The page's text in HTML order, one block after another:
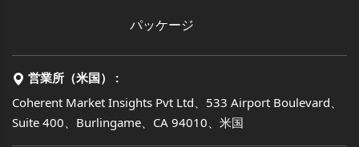
パッケージ
営業所（米国） :
Coherent Market Insights Pvt Ltd、533 Airport Boulevard、
Suite 400、Burlingame、CA 94010、米国